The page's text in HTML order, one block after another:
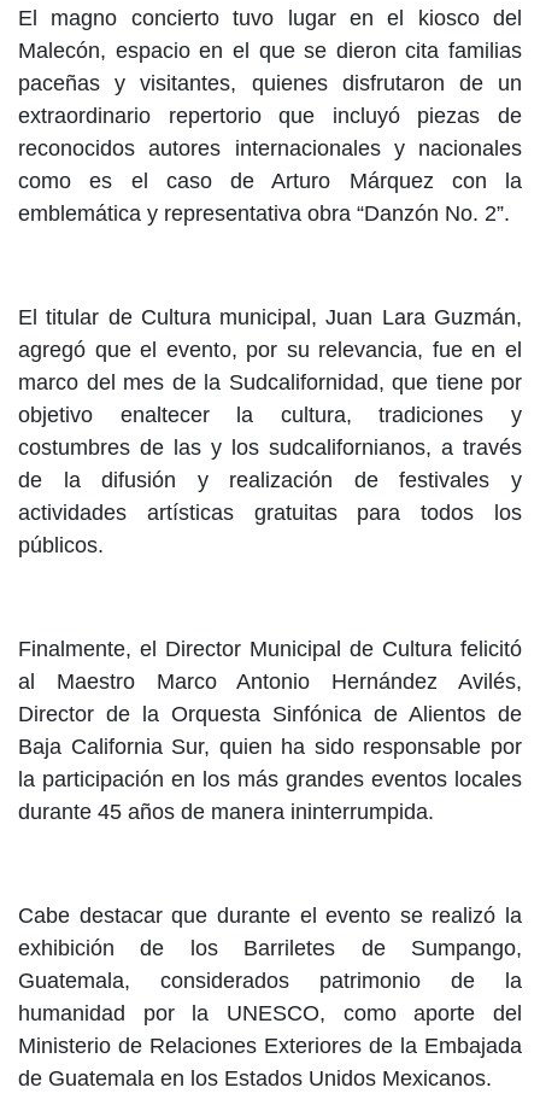
El magno concierto tuvo lugar en el kiosco del
Malecón, espacio en el que se dieron cita familias
paceñas y visitantes, quienes disfrutaron de un
extraordinario repertorio que incluyó piezas de
reconocidos autores internacionales y nacionales
como es el caso de Arturo Márquez con la
emblemática y representativa obra “Danzón No. 2”.
El titular de Cultura municipal, Juan Lara Guzmán,
agregó que el evento, por su relevancia, fue en el
marco del mes de la Sudcalifornidad, que tiene por
objetivo enaltecer la cultura, tradiciones y
costumbres de las y los sudcalifornianos, a través
de la difusión y realización de festivales y
actividades artísticas gratuitas para todos los
públicos.
Finalmente, el Director Municipal de Cultura felicitó
al Maestro Marco Antonio Hernández Avilés,
Director de la Orquesta Sinfónica de Alientos de
Baja California Sur, quien ha sido responsable por
la participación en los más grandes eventos locales
durante 45 años de manera ininterrumpida.
Cabe destacar que durante el evento se realizó la
exhibición de los Barriletes de Sumpango,
Guatemala, considerados patrimonio de la
humanidad por la UNESCO, como aporte del
Ministerio de Relaciones Exteriores de la Embajada
de Guatemala en los Estados Unidos Mexicanos.